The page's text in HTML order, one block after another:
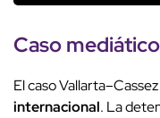
Caso
El caso
internacional. La